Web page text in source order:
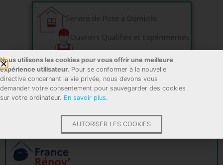
Découvrez France Rénov’ le nouveau service public de
Nous utilisons les cookies pour vous offrir une meilleure
expérience utilisateur. Pour se conformer à la nouvelle
directive concernant la vie privée, nous devons vous
demander votre consentement pour sauvegarder des cookies
sur votre ordinateur. En savoir plus.
AUTORISER LES COOKIES